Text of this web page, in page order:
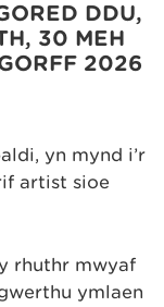
DDU,
30 MEH
2026
yn mynd i’r
artist sioe
rhuthr mwyaf
ymlaen